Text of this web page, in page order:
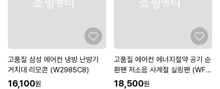
고품질 삼성 에어컨 냉방 난방기
거치대 리모콘 (W2985C8)
16,100원
고품질 에어컨 에너지절약 공기 순
환팬 저소음 사계절 실링팬 (WFK
DZPA)
18,500원